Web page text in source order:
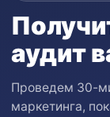
аудит
Проведем 30-
маркетинга,